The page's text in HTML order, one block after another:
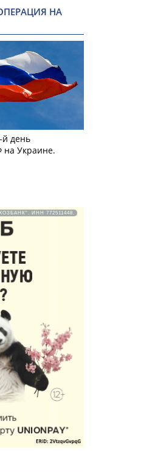
НА
й день
на Украине.
ИНН 772511448.